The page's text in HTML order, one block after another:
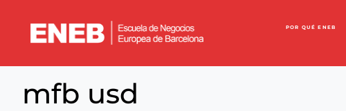
POR QUÉ ENEB
mfb usd